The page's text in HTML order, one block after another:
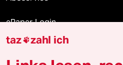
ePaper Login
Downloads für Abonnierende
taz zahl ich